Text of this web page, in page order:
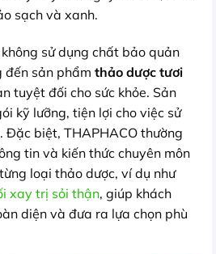
sạch và xanh.
sử dụng chất bảo quản
đến sản phẩm thảo dược tươi
tuyệt đối cho sức khỏe. Sản
kỹ lưỡng, tiện lợi cho việc sử
Đặc biệt, THAPHACO thường
tin và kiến thức chuyên môn
loại thảo dược, ví dụ như
xay trị sỏi thận, giúp khách
diện và đưa ra lựa chọn phù